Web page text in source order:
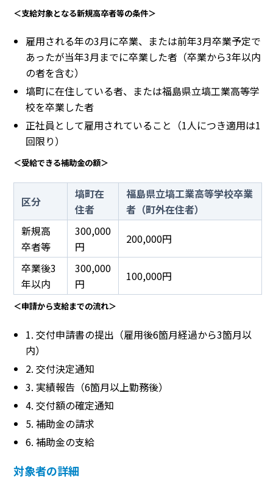
＜支給対象となる新規高卒者等の条件＞
雇用される年の3月に卒業、または前年3月卒業予定で
あったが当年3月までに卒業した者（卒業から3年以内
の者を含む）
塙町に在住している者、または福島県立塙工業高等学
校を卒業した者
正社員として雇用されていること（1人につき適用は1
回限り）
＜受給できる補助金の額＞
区分
塙町在
住者
福島県立塙工業高等学校卒業
者（町外在住者）
新規高
卒者等
300,000
円
200,000円
卒業後3
年以内
300,000
円
100,000円
＜申請から支給までの流れ＞
1. 交付申請書の提出（雇用後6箇月経過から3箇月以
内）
2. 交付決定通知
3. 実績報告（6箇月以上勤務後）
4. 交付額の確定通知
5. 補助金の請求
6. 補助金の支給
対象者の詳細